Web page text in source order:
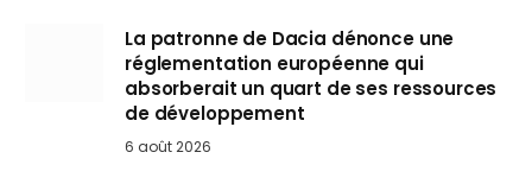
La patronne de Dacia dénonce une
réglementation européenne qui
absorberait un quart de ses ressources
de développement
6 août 2026